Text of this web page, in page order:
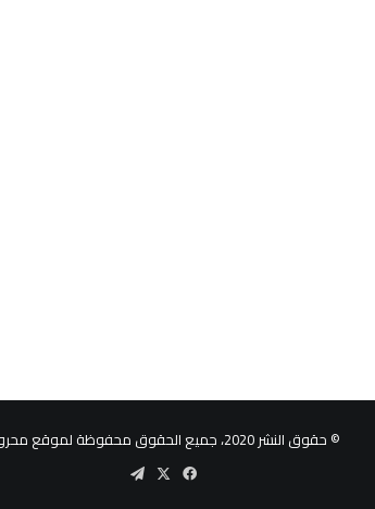
© حقوق النشر 2020، جميع الحقوق محفوظة لموقع محروم
فيسبوكتيلقرام